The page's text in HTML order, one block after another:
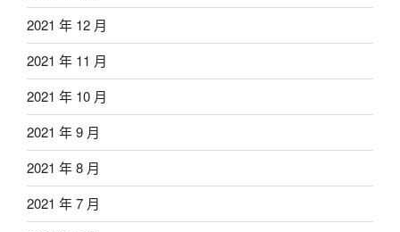
2021 年 12 月
2021 年 11 月
2021 年 10 月
2021 年 9 月
2021 年 8 月
2021 年 7 月